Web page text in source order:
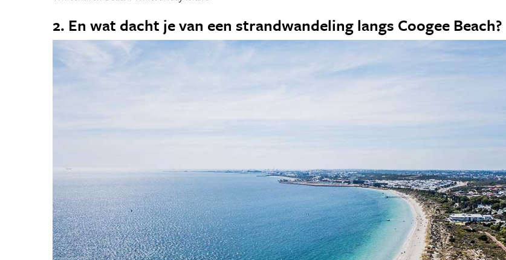
2. En wat dacht je van een strandwandeling langs Coogee Beach?